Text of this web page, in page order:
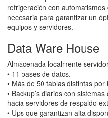
refrigeración con
necesaria para garantizar un
equipos y servidores.
Data Ware House
Almacenada localmente
• 11 bases de datos.
• Más de 50 tablas distintas por
• Backup’s diarios con
hacia servidores de respaldo
• Ups que garantizan alta